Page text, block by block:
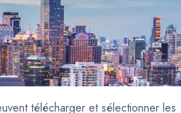
télécharger et sélectionner les